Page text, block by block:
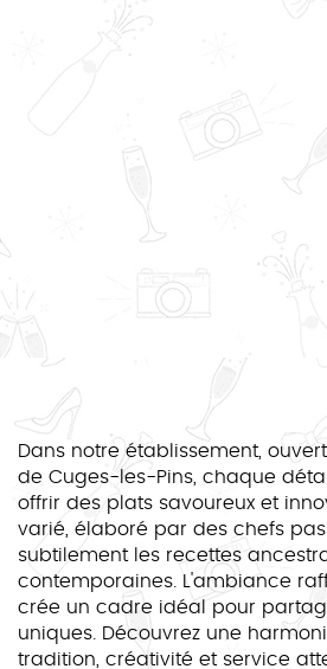
Dans notre établissement,
de Cuges-les-Pins, chaque
offrir des plats savoureux et
varié, élaboré par des chefs
subtilement les recettes
contemporaines. L'ambiance
crée un cadre idéal pour
uniques. Découvrez une
tradition, créativité et service